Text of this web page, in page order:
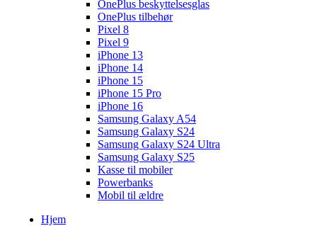
OnePlus beskyttelsesglas
OnePlus tilbehør
Pixel 8
Pixel 9
iPhone 13
iPhone 14
iPhone 15
iPhone 15 Pro
iPhone 16
Samsung Galaxy A54
Samsung Galaxy S24
Samsung Galaxy S24 Ultra
Samsung Galaxy S25
Kasse til mobiler
Powerbanks
Mobil til ældre
Hjem